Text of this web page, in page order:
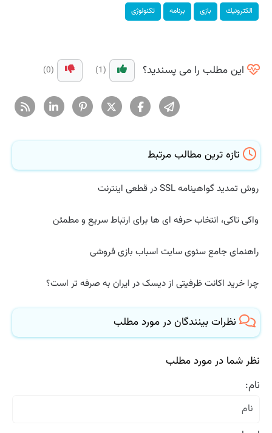
الكترونیك بازی برنامه تكنولوژی
این مطلب را می پسندید؟ (1)
(0)
تازه ترین مطالب مرتبط
روش تمدید گواهینامه SSL در قطعی اینترنت
واکی تاکی، انتخاب حرفه ای ها برای ارتباط سریع و مطمئن
راهنمای جامع سئوی سایت اسباب بازی فروشی
چرا خرید اکانت ظرفیتی از دیسک در ایران به صرفه تر است؟
نظرات بینندگان در مورد مطلب
نظر شما در مورد مطلب
نام: